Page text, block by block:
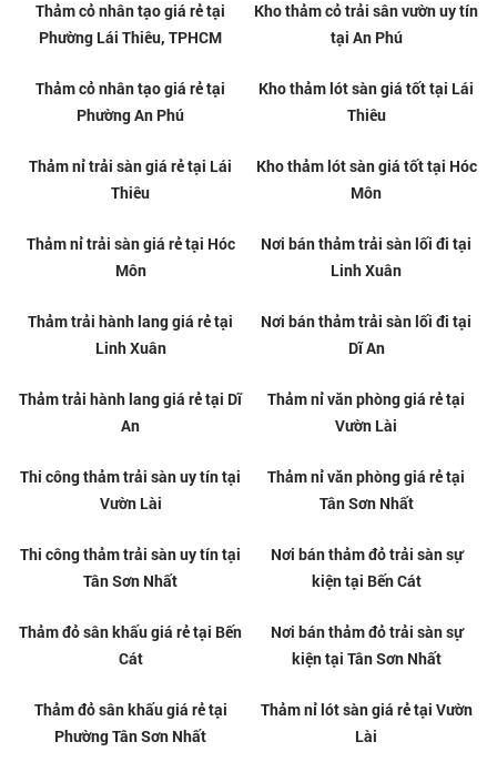
Thảm đỏ trải hành lang tại
Địa chỉ bán thảm lối đi giá rẻ tại
Thảm đỏ trải hành lang tại
phường Linh Xuân
Thảm nỉ trải sàn giá tốt tại
TPHCM